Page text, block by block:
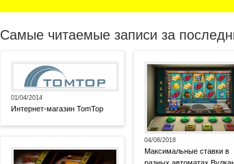
Самые читаемые записи за
01/04/2014
Интернет-магазин TomTop
04/08/2018
Максимальные ставки в